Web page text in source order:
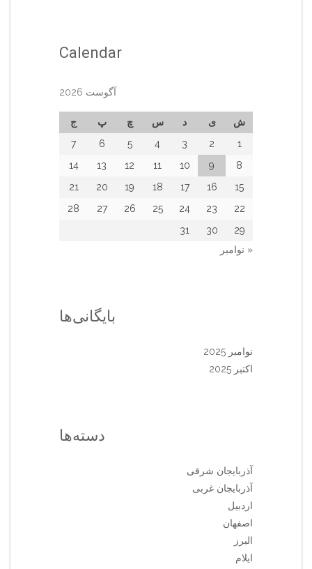
Calendar
آگوست 2026
ش ی د س چ پ
ج
1
2
3
4
5
6
7
8
9
10
11
12
13
14
15
16
17
18
19
20
21
22
23
24
25
26
27
28
29
30
31
« نوامبر
بایگانی‌ها
نوامبر 2025
اکتبر 2025
دسته‌ها
آذربایجان شرقی
آذربایجان غربی
اردبیل
اصفهان
البرز
ایلام